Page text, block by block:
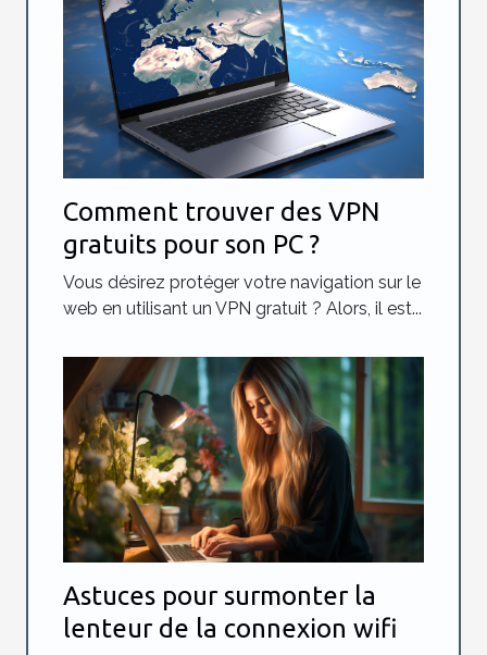
Comment trouver des VPN
gratuits pour son PC ?
Vous désirez protéger votre navigation sur le
web en utilisant un VPN gratuit ? Alors, il est...
Astuces pour surmonter la
lenteur de la connexion wifi